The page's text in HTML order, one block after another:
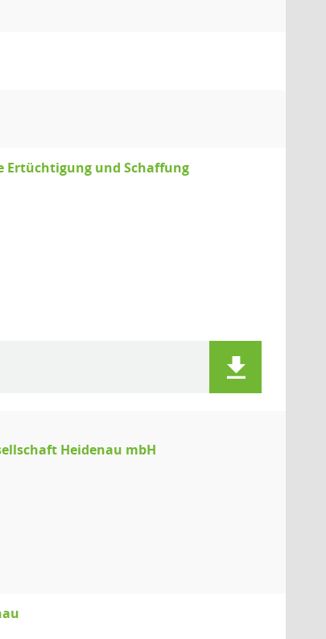
Ertüchtigung und Schaffung
Heidenau mbH